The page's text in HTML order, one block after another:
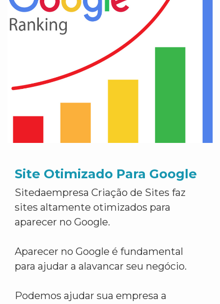
Site Otimizado Para Google
Sitedaempresa Criação de Sites faz
sites altamente otimizados para
aparecer no Google.
Aparecer no Google é fundamental
para ajudar a alavancar seu negócio.
Podemos ajudar sua empresa a